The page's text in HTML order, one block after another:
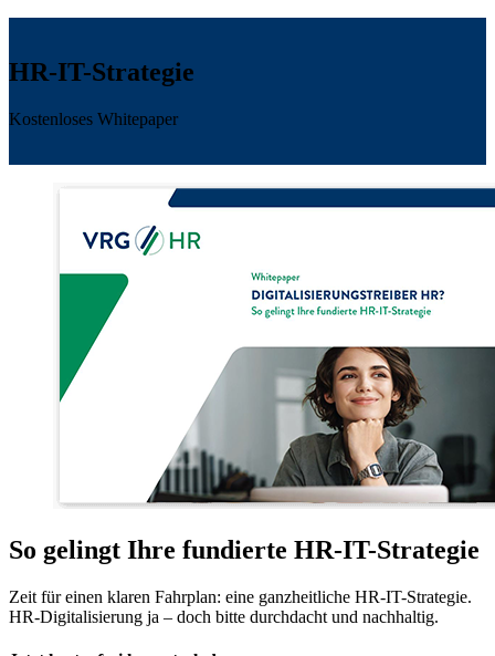
HR-IT-Strategie
Kostenloses Whitepaper
So gelingt Ihre fundierte HR-IT-Strategie
Zeit für einen klaren Fahrplan: eine ganzheitliche HR-IT-Strategie.
HR-Digitalisierung ja – doch bitte durchdacht und nachhaltig.